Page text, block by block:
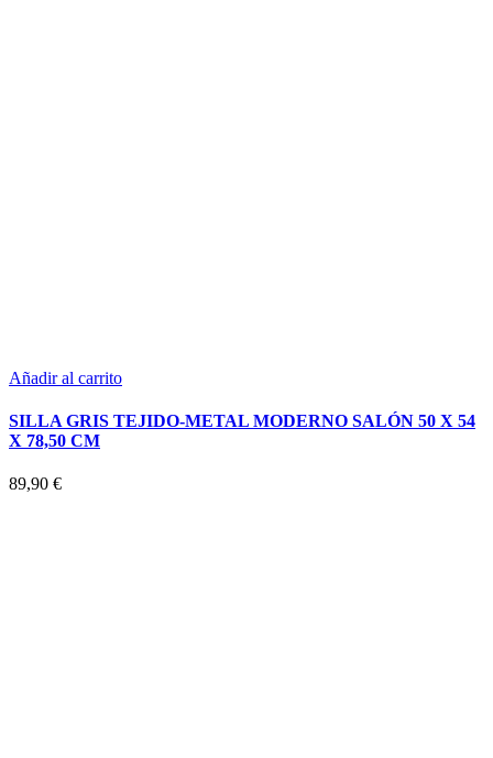
Añadir al carrito
SILLA GRIS TEJIDO-METAL MODERNO SALÓN 50 X 54
X 78,50 CM
89,90 €